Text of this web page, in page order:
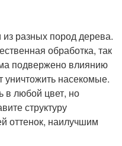
из разных пород дерева.
обработка, так
подвержено влиянию
уничтожить насекомые.
в любой цвет, но
структуру
оттенок, наилучшим